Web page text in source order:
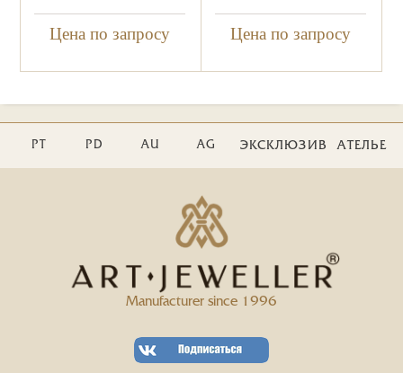
Цена по запросу Цена по запросу
PT PD AU AG ЭКСКЛЮЗИВ АТЕЛЬЕ
Manufacturer since 1996